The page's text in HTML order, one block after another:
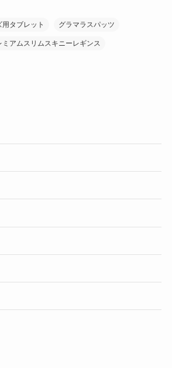
用タブレット グラマラスパッツ
ミアムスリムスキニーレギンス